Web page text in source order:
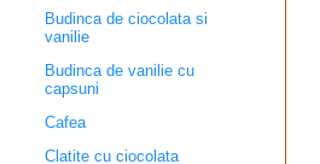
Budinca de ciocolata si
vanilie
Budinca de vanilie cu
capsuni
Cafea
Clatite cu ciocolata